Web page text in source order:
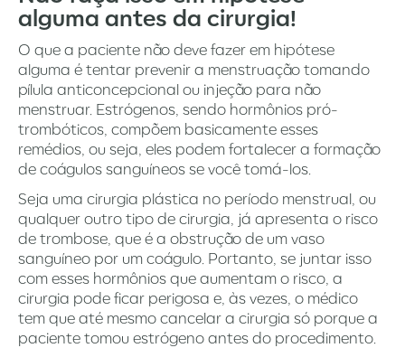
alguma antes da cirurgia!
O que a paciente não deve fazer em hipótese
alguma é tentar prevenir a menstruação tomando
pílula anticoncepcional ou injeção para não
menstruar. Estrógenos, sendo hormônios pró-
trombóticos, compõem basicamente esses
remédios, ou seja, eles podem fortalecer a formação
de coágulos sanguíneos se você tomá-los.
Seja uma cirurgia plástica no período menstrual, ou
qualquer outro tipo de cirurgia, já apresenta o risco
de trombose, que é a obstrução de um vaso
sanguíneo por um coágulo. Portanto, se juntar isso
com esses hormônios que aumentam o risco, a
cirurgia pode ficar perigosa e, às vezes, o médico
tem que até mesmo cancelar a cirurgia só porque a
paciente tomou estrógeno antes do procedimento.